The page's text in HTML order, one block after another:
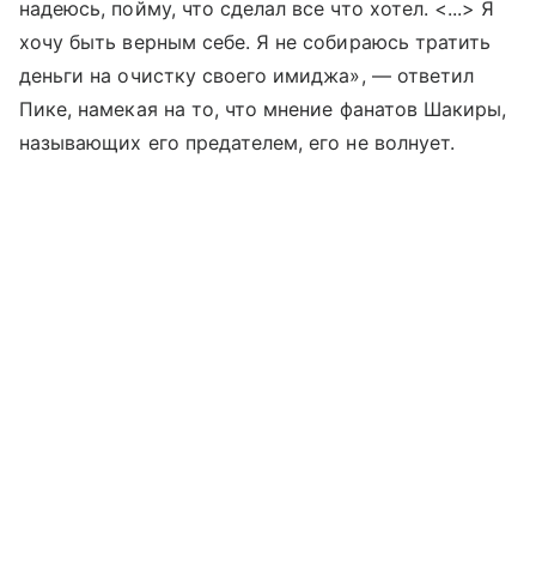
надеюсь, пойму, что сделал все что хотел. <...> Я
хочу быть верным себе. Я не собираюсь тратить
деньги на очистку своего имиджа», — ответил
Пике, намекая на то, что мнение фанатов Шакиры,
называющих его предателем, его не волнует.